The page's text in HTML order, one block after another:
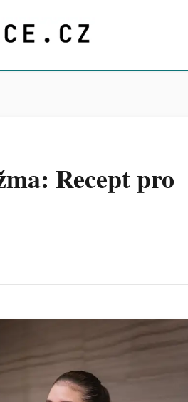
Recept pro